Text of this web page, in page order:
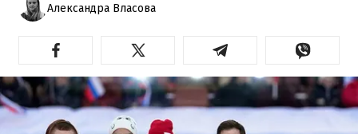
Александра Власова